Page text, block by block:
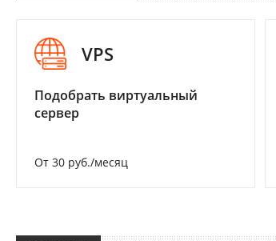
VPS
Подобрать виртуальный
сервер
От 30 руб./месяц